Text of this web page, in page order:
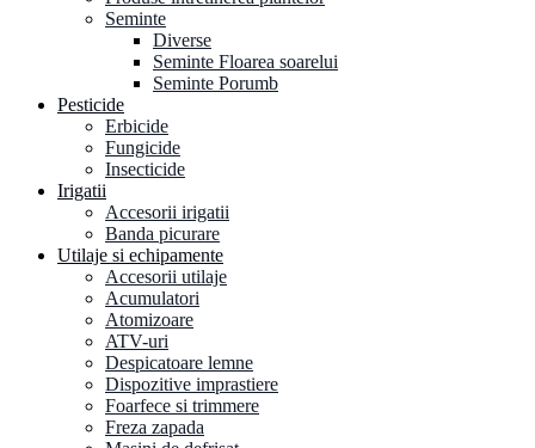
Seminte
Diverse
Seminte Floarea soarelui
Seminte Porumb
Pesticide
Erbicide
Fungicide
Insecticide
Irigatii
Accesorii irigatii
Banda picurare
Utilaje si echipamente
Accesorii utilaje
Acumulatori
Atomizoare
ATV-uri
Despicatoare lemne
Dispozitive imprastiere
Foarfece si trimmere
Freza zapada